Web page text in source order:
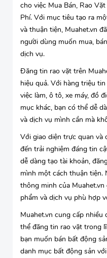
cho việc Mua Bán, Rao
Phí. Với mục tiêu tạo ra
và thuận tiện, Muahet.vn
người dùng muốn mua,
dịch vụ.
Đăng tin rao vặt trên
hiệu quả. Với hàng triệu
việc làm, ô tô, xe máy, đồ
mục khác, bạn có thể dễ
và dịch vụ mình cần mà
Với giao diện trực quan và
đến trải nghiệm đáng tin
dễ dàng tạo tài khoản,
mình một cách thuận tiện.
thông minh của
phẩm và dịch vụ phù hợp
Muahet.vn cung cấp
thể đăng tin rao vặt trong
bạn muốn bán bất động
danh mục bất động sản